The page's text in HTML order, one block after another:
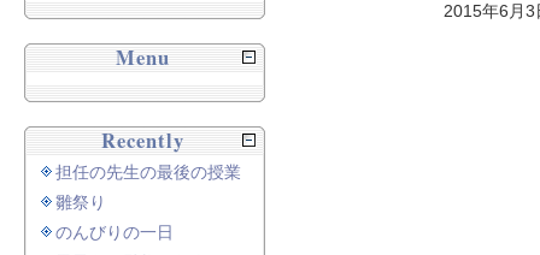
2015年6月
Menu
Recently
担任の先生の最後の授業
雛祭り
のんびりの一日